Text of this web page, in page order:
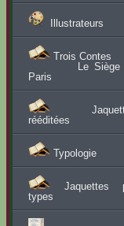
Illustrateurs
Trois Contes
Le Siège
Paris
rééditées
Typologie
Jaquettes
types